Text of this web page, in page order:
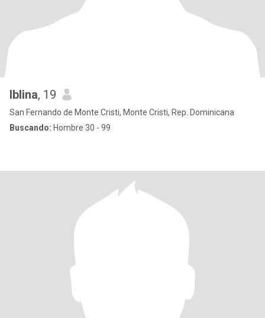
Iblina, 19
San Fernando de Monte Cristi, Monte Cristi, Rep. Dominicana
Buscando: Hombre 30 - 99